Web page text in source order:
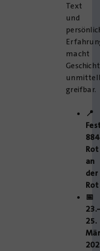
Text
und
macht
greifbar.
📍
Rot
an
der
Rot
📅
25.